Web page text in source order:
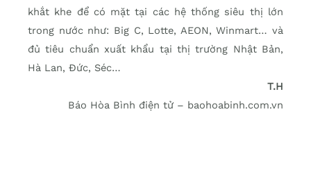
khắt khe để có mặt tại các hệ thống siêu thị lớn
trong nước như: Big C, Lotte, AEON, Winmart… và
đủ tiêu chuẩn xuất khẩu tại thị trường Nhật Bản,
Hà Lan, Đức, Séc…
T.H
Báo Hòa Bình điện tử – baohoabinh.com.vn